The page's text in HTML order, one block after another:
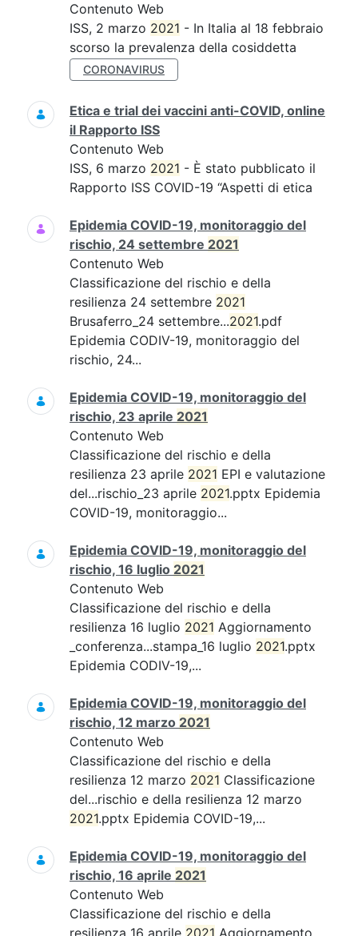
Contenuto Web
ISS, 2 marzo 2021 - In Italia al 18 febbraio
scorso la prevalenza della cosiddetta
CORONAVIRUS
Etica e trial dei vaccini anti-COVID, online
il Rapporto ISS
Contenuto Web
ISS, 6 marzo 2021 - È stato pubblicato il
Rapporto ISS COVID-19 “Aspetti di etica
Epidemia COVID-19, monitoraggio del
rischio, 24 settembre 2021
Contenuto Web
Classificazione del rischio e della
resilienza 24 settembre 2021
Brusaferro_24 settembre...2021.pdf
Epidemia CODIV-19, monitoraggio del
rischio, 24...
Epidemia COVID-19, monitoraggio del
rischio, 23 aprile 2021
Contenuto Web
Classificazione del rischio e della
resilienza 23 aprile 2021 EPI e valutazione
del...rischio_23 aprile 2021.pptx Epidemia
COVID-19, monitoraggio...
Epidemia COVID-19, monitoraggio del
rischio, 16 luglio 2021
Contenuto Web
Classificazione del rischio e della
resilienza 16 luglio 2021 Aggiornamento
_conferenza...stampa_16 luglio 2021.pptx
Epidemia CODIV-19,...
Epidemia COVID-19, monitoraggio del
rischio, 12 marzo 2021
Contenuto Web
Classificazione del rischio e della
resilienza 12 marzo 2021 Classificazione
del...rischio e della resilienza 12 marzo
2021.pptx Epidemia COVID-19,...
Epidemia COVID-19, monitoraggio del
rischio, 16 aprile 2021
Contenuto Web
Classificazione del rischio e della
resilienza 16 aprile 2021 Aggiornamento